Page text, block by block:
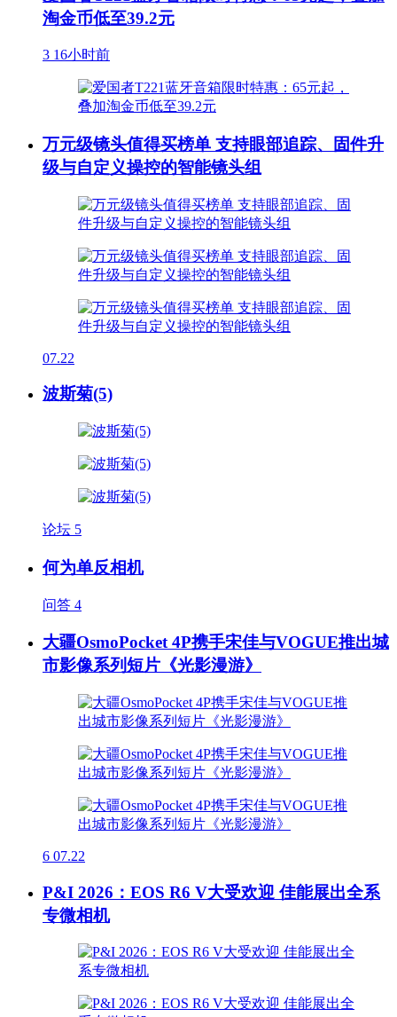
淘金币低至39.2元
3 16小时前
万元级镜头值得买榜单 支持眼部追踪、固件升
级与自定义操控的智能镜头组
07.22
波斯菊(5)
论坛 5
何为单反相机
问答 4
大疆OsmoPocket 4P携手宋佳与VOGUE推出城
市影像系列短片《光影漫游》
6 07.22
P&I 2026：EOS R6 V大受欢迎 佳能展出全系
专微相机